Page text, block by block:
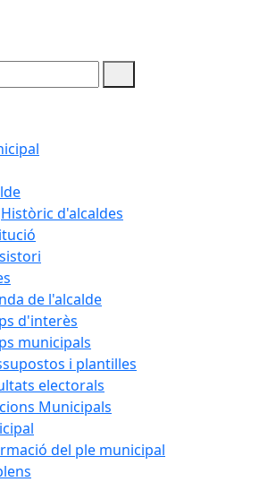
Històric d'alcaldes
de l'alcalde
d'interès
municipals
i plantilles
electorals
Municipals
del ple municipal